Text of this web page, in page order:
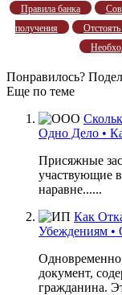
Правила банка
получения
Понравилось?
Еще по теме
Одно Дело •
Присяжные
участвующие
наравне......
Как
Убеждениям •
документ,
гражданина.